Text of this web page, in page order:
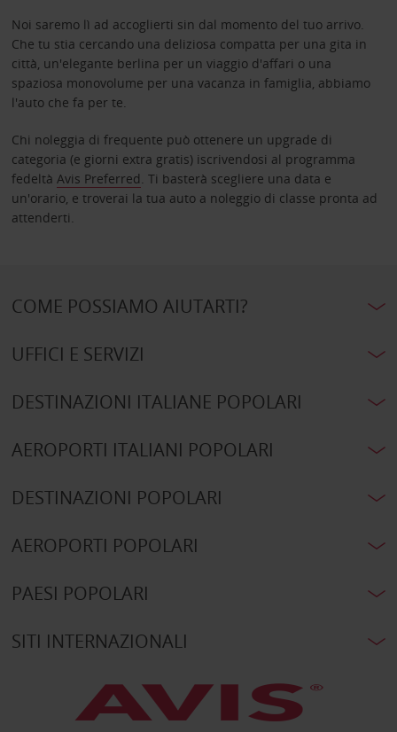
Noi saremo lì ad accoglierti sin dal momento del tuo arrivo.
Che tu stia cercando una deliziosa compatta per una gita in
città, un'elegante berlina per un viaggio d'affari o una
spaziosa monovolume per una vacanza in famiglia, abbiamo
l'auto che fa per te.
Chi noleggia di frequente può ottenere un upgrade di
categoria (e giorni extra gratis) iscrivendosi al programma
fedeltà Avis Preferred. Ti basterà scegliere una data e
un'orario, e troverai la tua auto a noleggio di classe pronta ad
attenderti.
COME POSSIAMO AIUTARTI?
UFFICI E SERVIZI
DESTINAZIONI ITALIANE POPOLARI
AEROPORTI ITALIANI POPOLARI
DESTINAZIONI POPOLARI
AEROPORTI POPOLARI
PAESI POPOLARI
SITI INTERNAZIONALI